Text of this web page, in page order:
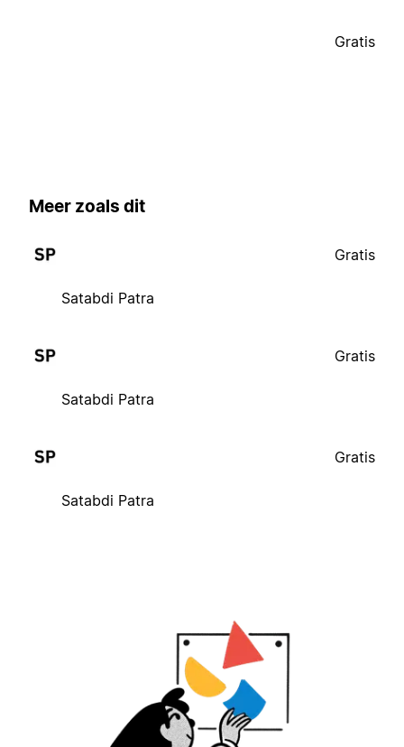
Gratis
Meer zoals dit
Satabdi Patra
Gratis
Satabdi Patra
Gratis
Satabdi Patra
Gratis